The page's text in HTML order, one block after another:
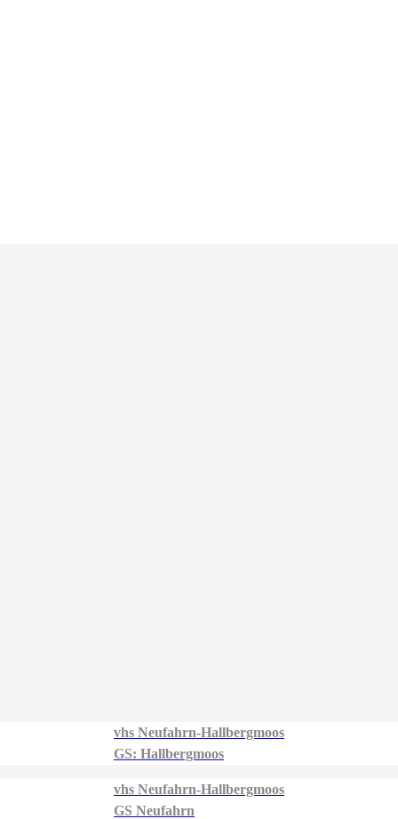
vhs Neufahrn-Hallbergmoos
GS: Hallbergmoos
vhs Neufahrn-Hallbergmoos
GS Neufahrn